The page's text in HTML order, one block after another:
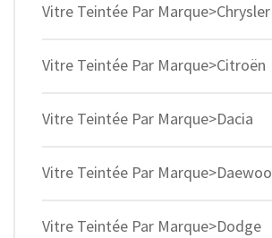
Vitre Teintée Par Marque>Chrysler
Vitre Teintée Par Marque>Citroën
Vitre Teintée Par Marque>Dacia
Vitre Teintée Par Marque>Daewoo
Vitre Teintée Par Marque>Dodge